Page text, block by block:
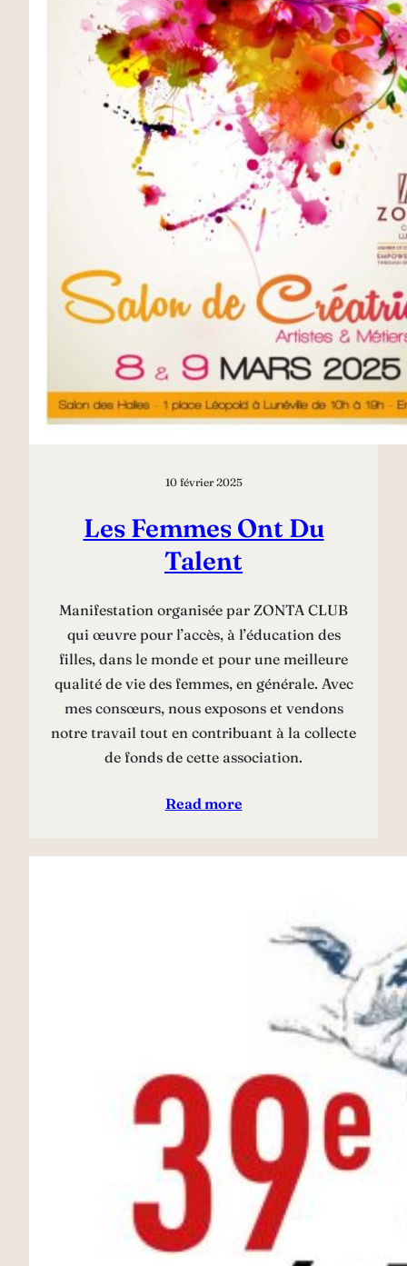
10 février 2025
Les Femmes Ont Du
Talent
Manifestation organisée par ZONTA CLUB
qui œuvre pour l’accès, à l’éducation des
filles, dans le monde et pour une meilleure
qualité de vie des femmes, en générale. Avec
mes consœurs, nous exposons et vendons
notre travail tout en contribuant à la collecte
de fonds de cette association.
Read more